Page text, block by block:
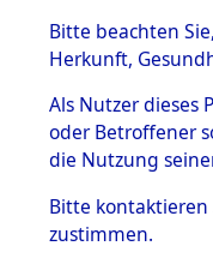
BESTÄNDE
mente
5.
5.3.1 Alliierte
Bitte beachten
Herkunft,
Als Nutzer dieses
oder Betroffener
die Nutzung
Bitte kontaktieren
zustimmen.